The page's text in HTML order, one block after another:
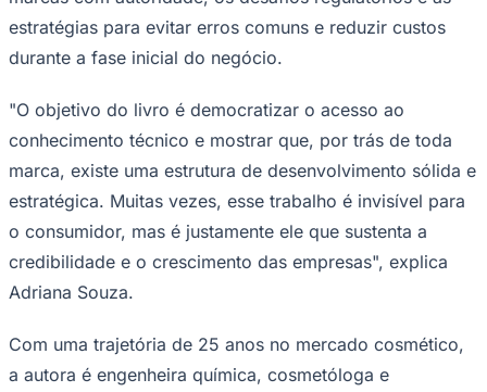
Corinthians
estratégias para evitar erros comuns e reduzir custos
durante a fase inicial do negócio.
"O objetivo do livro é democratizar o acesso ao
conhecimento técnico e mostrar que, por trás de toda
marca, existe uma estrutura de desenvolvimento sólida e
estratégica. Muitas vezes, esse trabalho é invisível para
o consumidor, mas é justamente ele que sustenta a
credibilidade e o crescimento das empresas", explica
Adriana Souza.
Com uma trajetória de 25 anos no mercado cosmético,
a autora é engenheira química, cosmetóloga e